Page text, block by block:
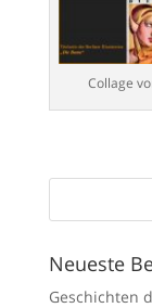
Collage
Neueste
Geschichten